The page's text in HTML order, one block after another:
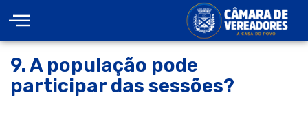
9. A população pode
participar das sessões?